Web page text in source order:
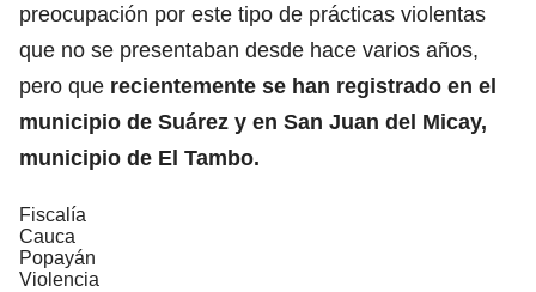
preocupación por este tipo de prácticas violentas
que no se presentaban desde hace varios años,
pero que recientemente se han registrado en el
municipio de Suárez y en San Juan del Micay,
municipio de El Tambo.
Fiscalía
Cauca
Popayán
Violencia